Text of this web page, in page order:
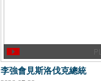
李強會見斯洛伐克總統